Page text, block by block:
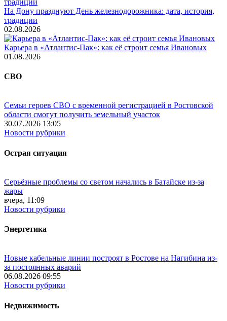
На Дону празднуют День железнодорожника: дата, история,
традиции
02.08.2026
Карьера в «Атлантис-Пак»: как её строит семья Ивановых
01.08.2026
СВО
Семьи героев СВО с временной регистрацией в Ростовской
области смогут получить земельный участок
30.07.2026 13:05
Новости рубрики
Острая ситуация
Серьёзные проблемы со светом начались в Батайске из-за
жары
вчера, 11:09
Новости рубрики
Энергетика
Новые кабельные линии построят в Ростове на Нагибина из-
за постоянных аварий
06.08.2026 09:55
Новости рубрики
Недвижимость